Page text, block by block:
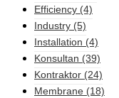
Efficiency (4)
Industry (5)
Installation (4)
Konsultan (39)
Kontraktor (24)
Membrane (18)